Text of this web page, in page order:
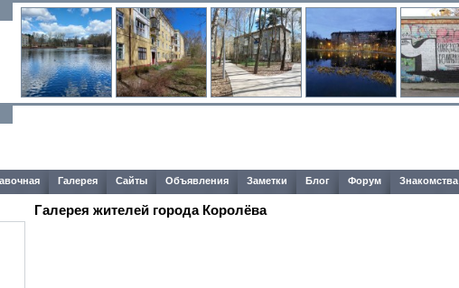
Галерея Сайты Объявления Заметки Блог Форум Знакомства
Галерея жителей города Королёва